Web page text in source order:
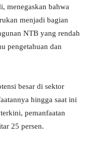
menegaskan bahwa
menjadi bagian
NTB yang rendah
pengetahuan dan
besar di sektor
hingga saat ini
pemanfaatan
25 persen.